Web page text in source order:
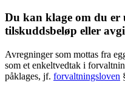
Du kan klage om du
tilskuddsbeløp eller
Avregninger som mottas fra
som et enkeltvedtak i
påklages, jf. forvaltningsloven